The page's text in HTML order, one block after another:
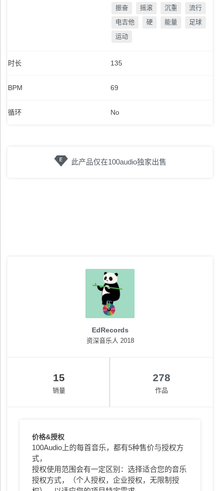
振奋
摇滚 沉重
流行
电吉他
硬 能量
足球
运动
时长 135
BPM 69
循环 No
此产品仅在100audio独家出售
EdRecords
资深音乐人 2018
15
销量
278
作品
价格&授权
100Audio上的每首音乐，都有5种售价与授权方
式，
授权使用范围会有一定区别：选择适合您的音乐
授权方式，（个人授权，企业授权，无限制授